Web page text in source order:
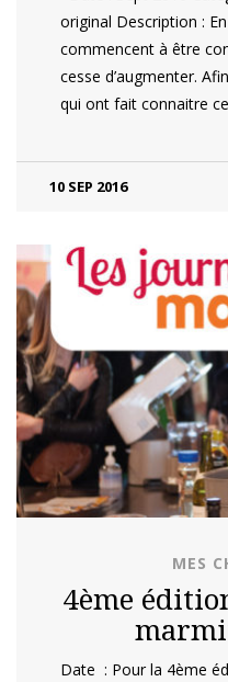
original Description :
commencent à être
cesse d’augmenter.
qui ont fait connaitre
10 SEP 2016
MES
4ème
Date : Pour la 4ème